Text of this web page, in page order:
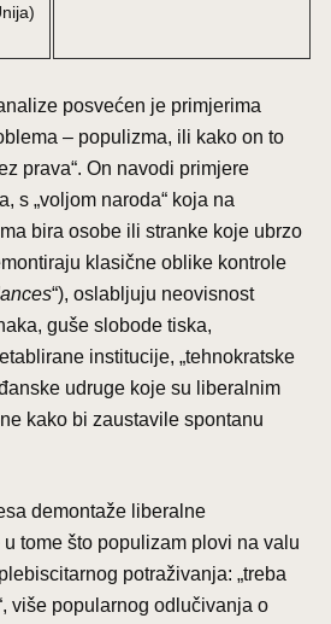
posvećen je primjerima
– populizma, ili kako on to
prava“. On navodi primjere
s „voljom naroda“ koja na
bira osobe ili stranke koje ubrzo
klasične oblike kontrole
“), oslabljuju neovisnost
guše slobode tiska,
institucije, „tehnokratske
udruge koje su liberalnim
kako bi zaustavile spontanu
demontaže liberalne
tome što populizam plovi na valu
potraživanja: „treba
više popularnog odlučivanja o